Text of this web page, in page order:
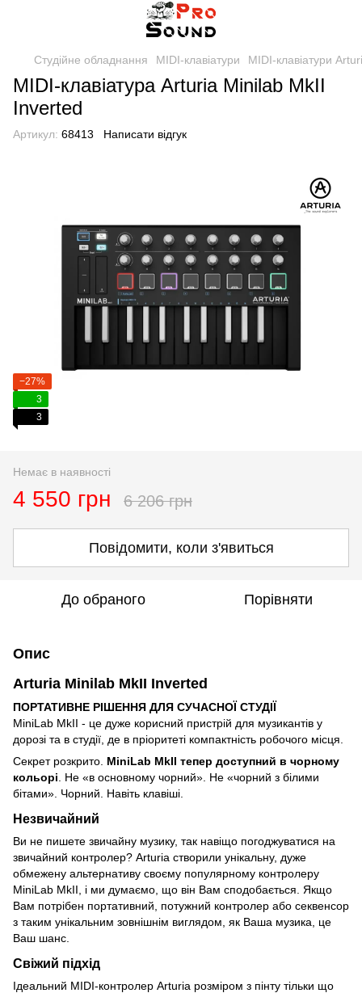
Студійне обладнання MIDI-клавіатури MIDI-клавіатури
MIDI-клавіатура Arturia Minilab MkII
Inverted
Артикул: 68413 Написати відгук
−27%
3
3
Немає в наявності
4 550 грн 6 206 грн
Повідомити, коли з'явиться
До обраного Порівняти
Опис
Arturia Minilab MkII Inverted
ПОРТАТИВНЕ РІШЕННЯ ДЛЯ СУЧАСНОЇ СТУДІЇ
MiniLab MkII - це дуже корисний пристрій для музикантів у
дорозі та в студії, де в пріоритеті компактність робочого місця.
Секрет розкрито. MiniLab MkII тепер доступний в чорному
кольорі . Не «в основному чорний». Не «чорний з білими
бітами». Чорний. Навіть клавіші.
Незвичайний
Ви не пишете звичайну музику, так навіщо погоджуватися на
звичайний контролер? Arturia створили унікальну, дуже
обмежену альтернативу своєму популярному контролеру
MiniLab MkII, і ми думаємо, що він Вам сподобається. Якщо
Вам потрібен портативний, потужний контролер або секвенсор
з таким унікальним зовнішнім виглядом, як Ваша музика, це
Ваш шанс.
Свіжий підхід
Ідеальний MIDI-контролер Arturia розміром з пінту тільки що